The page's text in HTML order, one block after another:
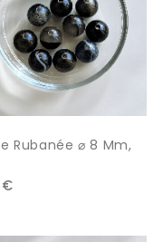
Rubanée ⌀ 8 Mm,
€